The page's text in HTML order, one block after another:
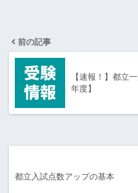
前の記事
【速報！】都立
年度】
都立入試点数アップの基本